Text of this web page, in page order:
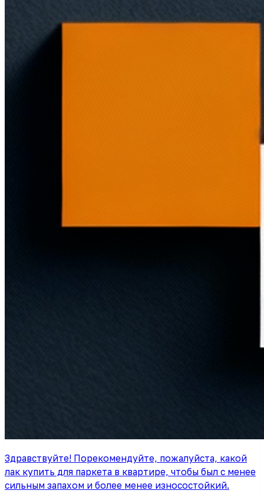
Здравствуйте! Порекомендуйте, пожалуйста, какой
лак купить для паркета в квартире, чтобы был с менее
сильным запахом и более менее износостойкий.